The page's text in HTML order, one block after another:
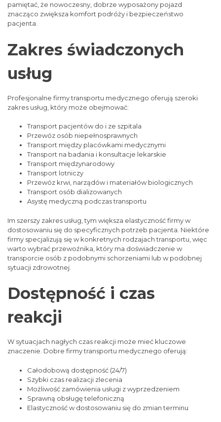
pamiętać, że nowoczesny, dobrze wyposażony pojazd
znacząco zwiększa komfort podróży i bezpieczeństwo
pacjenta.
Zakres świadczonych
usług
Profesjonalne firmy transportu medycznego oferują szeroki
zakres usług, który może obejmować:
Transport pacjentów do i ze szpitala
Przewóz osób niepełnosprawnych
Transport między placówkami medycznymi
Transport na badania i konsultacje lekarskie
Transport międzynarodowy
Transport lotniczy
Przewóz krwi, narządów i materiałów biologicznych
Transport osób dializowanych
Asystę medyczną podczas transportu
Im szerszy zakres usług, tym większa elastyczność firmy w
dostosowaniu się do specyficznych potrzeb pacjenta. Niektóre
firmy specjalizują się w konkretnych rodzajach transportu, więc
warto wybrać przewoźnika, który ma doświadczenie w
transporcie osób z podobnymi schorzeniami lub w podobnej
sytuacji zdrowotnej.
Dostępność i czas
reakcji
W sytuacjach nagłych czas reakcji może mieć kluczowe
znaczenie. Dobre firmy transportu medycznego oferują:
Całodobową dostępność (24/7)
Szybki czas realizacji zlecenia
Możliwość zamówienia usługi z wyprzedzeniem
Sprawną obsługę telefoniczną
Elastyczność w dostosowaniu się do zmian terminu